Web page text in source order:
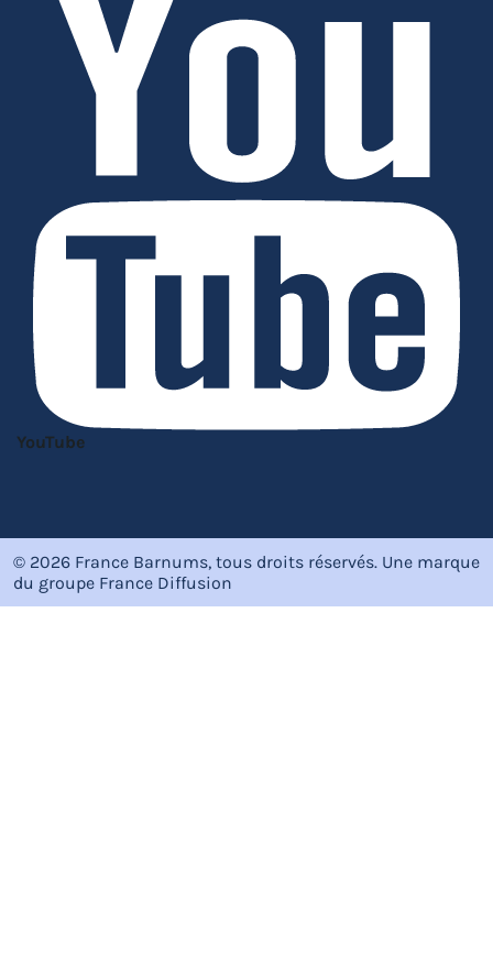
YouTube
© 2026 France Barnums, tous droits réservés. Une marque
du groupe France Diffusion